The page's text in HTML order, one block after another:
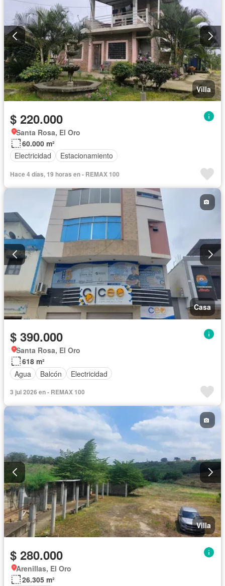
Villa
$ 220.000
Santa Rosa, El Oro
60.000 m²
Electricidad
Estacionamiento
Hace 4 días, 19 horas en - REMAX 100
Casa
$ 390.000
Santa Rosa, El Oro
618 m²
Agua
Balcón Electricidad
3 jul 2026 en - REMAX 100
Villa
$ 280.000
Arenillas, El Oro
26.305 m²